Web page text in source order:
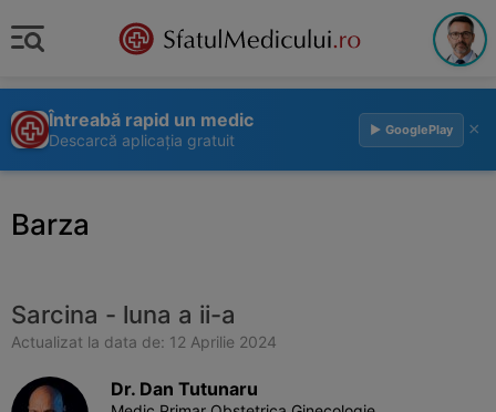
Întreabă rapid un medic
Descarcă aplicația gratuit
▶ GooglePlay ×
Barza
Sarcina - luna a ii-a
Actualizat la data de: 12 Aprilie 2024
Dr. Dan Tutunaru